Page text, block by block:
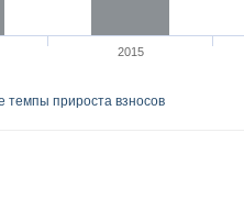
темпы прироста взносов
2015